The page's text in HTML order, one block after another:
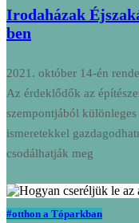
Irodaházak
ben
2021. október 14-én
Az érdeklődők az
szempontjából
ismeretekkel
csodálhatják meg
#otthon a Tóparkban